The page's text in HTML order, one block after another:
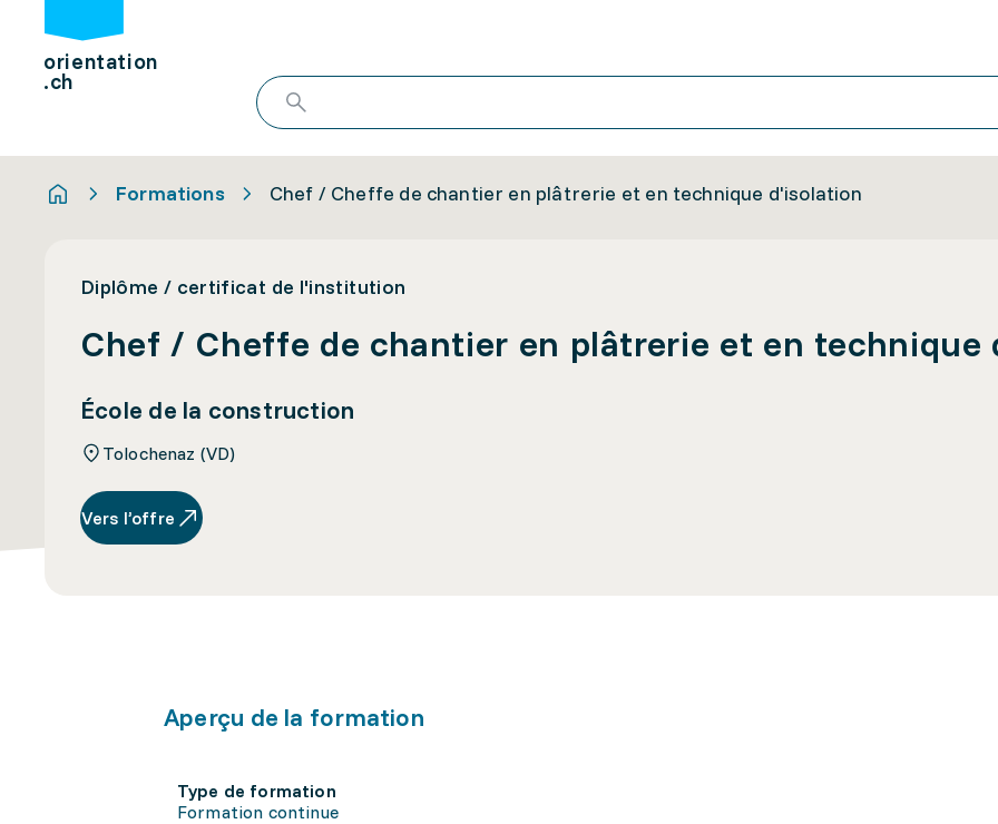
orientation
.ch
Formations Chef / Cheffe de chantier en plâtrerie et en technique d'isolation
Diplôme / certificat de l'institution
Chef / Cheffe de chantier en plâtrerie et en technique
École de la construction
Tolochenaz (VD)
Vers l’offre
Aperçu de la formation
Type de formation
Formation continue